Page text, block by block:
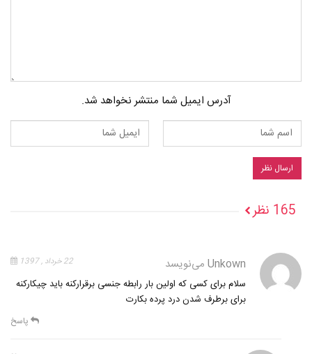
آدرس ایمیل شما منتشر نخواهد شد.
165 نظر
Unkown می‌نویسد 22 خرداد , 1397
سلام برای کسی که اولین بار رابطه جنسی برقرارکنه باید چیکارکنه
برای برطرف شدن درد پرده بکارت
پاسخ